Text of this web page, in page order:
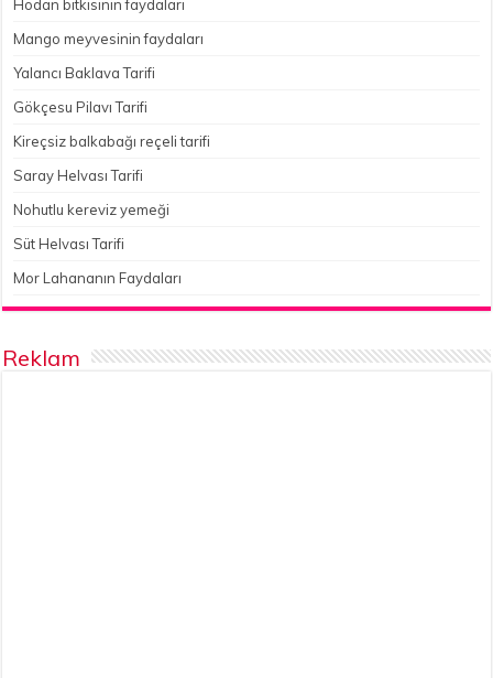
Hodan bitkisinin faydaları
Mango meyvesinin faydaları
Yalancı Baklava Tarifi
Gökçesu Pilavı Tarifi
Kireçsiz balkabağı reçeli tarifi
Saray Helvası Tarifi
Nohutlu kereviz yemeği
Süt Helvası Tarifi
Mor Lahananın Faydaları
Reklam